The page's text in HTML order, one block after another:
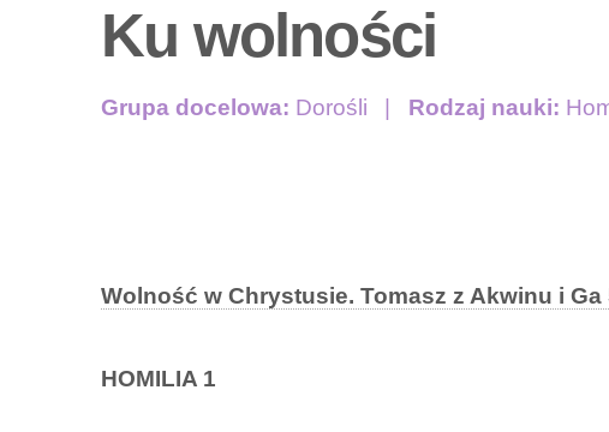
Ku wolności
Grupa docelowa: Dorośli Rodzaj nauki:
Wolność w Chrystusie. Tomasz z Akwinu i Ga
HOMILIA 1